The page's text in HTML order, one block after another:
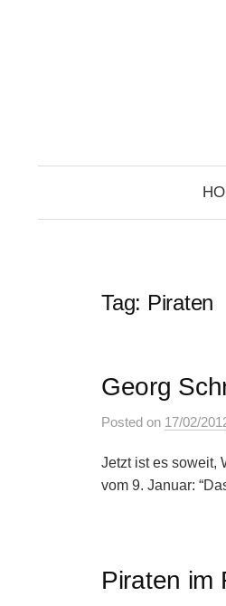
Tag: Piraten
Georg
Posted on 17/02/
Jetzt ist es soweit,
vom 9. Januar:
Piraten im